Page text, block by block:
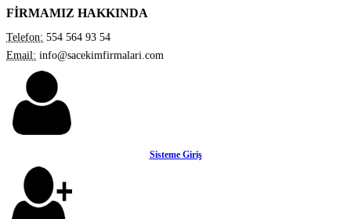
FİRMAMIZ HAKKINDA
Telefon: 554 564 93 54
Email: info@sacekimfirmalari.com
Sisteme Giriş